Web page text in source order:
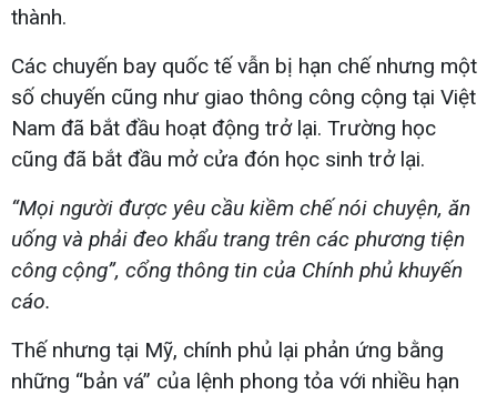
thành.
Các chuyến bay quốc tế vẫn bị hạn chế nhưng một
số chuyến cũng như giao thông công cộng tại Việt
Nam đã bắt đầu hoạt động trở lại. Trường học
cũng đã bắt đầu mở cửa đón học sinh trở lại.
“Mọi người được yêu cầu kiềm chế nói chuyện, ăn
uống và phải đeo khẩu trang trên các phương tiện
công cộng”, cổng thông tin của Chính phủ khuyến
cáo.
Thế nhưng tại Mỹ, chính phủ lại phản ứng bằng
những “bản vá” của lệnh phong tỏa với nhiều hạn